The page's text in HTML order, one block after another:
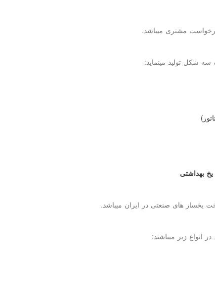
مشتری میباشد.
شکل تولید مینماید:
(
یخ بهداشتی
یخساز های صنعتی در ایران میباشد.
زیر میباشند: